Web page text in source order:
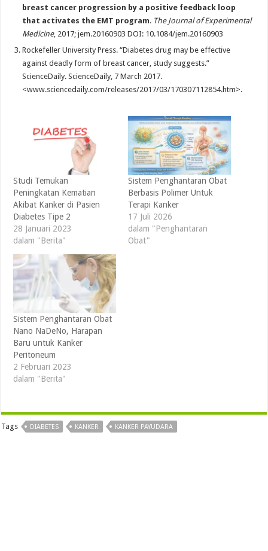
breast cancer progression by a positive feedback loop
that activates the EMT program. The Journal of Experimental
Medicine, 2017; jem.20160903 DOI: 10.1084/jem.20160903
Rockefeller University Press. “Diabetes drug may be effective
against deadly form of breast cancer, study suggests.”
ScienceDaily. ScienceDaily, 7 March 2017.
<www.sciencedaily.com/releases/2017/03/170307112854.htm>.
Studi Temukan
Peningkatan Kematian
Akibat Kanker di Pasien
Diabetes Tipe 2
28 Januari 2023
dalam "Berita"
Sistem Penghantaran Obat
Berbasis Polimer Untuk
Terapi Kanker
17 Juli 2026
dalam "Penghantaran
Obat"
Sistem Penghantaran Obat
Nano NaDeNo, Harapan
Baru untuk Kanker
Peritoneum
2 Februari 2023
dalam "Berita"
Tags DIABETES KANKER KANKER PAYUDARA